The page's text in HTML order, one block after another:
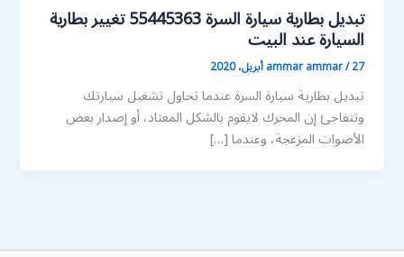
تبديل بطارية سيارة السرة 55445363 تغيير بطارية
السيارة عند البيت
ammar ammar/27 أبريل، 2020
تبديل بطارية سيارة السرة عندما تحاول تشغيل سيارتك
وتتفاجئ إن المحرك لايقوم بالشكل المعتاد، أو إصدار بعض
الأصوات المزعجة، وعندما […]